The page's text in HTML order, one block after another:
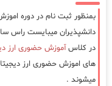
بمنظور ثبت نام در دوره
دانشپذیران میبایست راس
در کلاسآموزش حضوری ارز
های اموزش حضوری ارز
میشوند .